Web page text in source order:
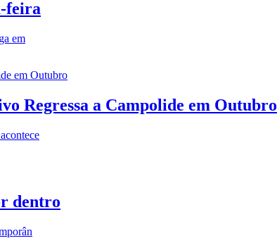
feira
em
Regressa a Campolide em Outubro
dentro